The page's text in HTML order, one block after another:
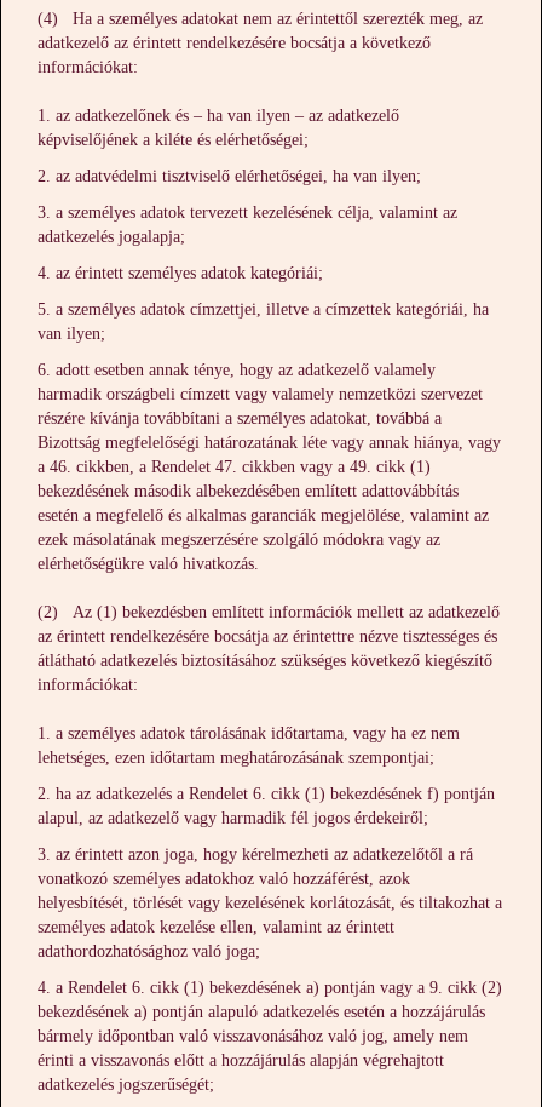
(4) Ha a személyes adatokat nem az érintettől szerezték meg, az
adatkezelő az érintett rendelkezésére bocsátja a következő
információkat:
az adatkezelőnek és – ha van ilyen – az adatkezelő
képviselőjének a kiléte és elérhetőségei;
az adatvédelmi tisztviselő elérhetőségei, ha van ilyen;
a személyes adatok tervezett kezelésének célja, valamint az
adatkezelés jogalapja;
az érintett személyes adatok kategóriái;
a személyes adatok címzettjei, illetve a címzettek kategóriái, ha
van ilyen;
adott esetben annak ténye, hogy az adatkezelő valamely
harmadik országbeli címzett vagy valamely nemzetközi szervezet
részére kívánja továbbítani a személyes adatokat, továbbá a
Bizottság megfelelőségi határozatának léte vagy annak hiánya, vagy
a 46. cikkben, a Rendelet 47. cikkben vagy a 49. cikk (1)
bekezdésének második albekezdésében említett adattovábbítás
esetén a megfelelő és alkalmas garanciák megjelölése, valamint az
ezek másolatának megszerzésére szolgáló módokra vagy az
elérhetőségükre való hivatkozás.
(2) Az (1) bekezdésben említett információk mellett az adatkezelő
az érintett rendelkezésére bocsátja az érintettre nézve tisztességes és
átlátható adatkezelés biztosításához szükséges következő kiegészítő
információkat:
a személyes adatok tárolásának időtartama, vagy ha ez nem
lehetséges, ezen időtartam meghatározásának szempontjai;
ha az adatkezelés a Rendelet 6. cikk (1) bekezdésének f) pontján
alapul, az adatkezelő vagy harmadik fél jogos érdekeiről;
az érintett azon joga, hogy kérelmezheti az adatkezelőtől a rá
vonatkozó személyes adatokhoz való hozzáférést, azok
helyesbítését, törlését vagy kezelésének korlátozását, és tiltakozhat a
személyes adatok kezelése ellen, valamint az érintett
adathordozhatósághoz való joga;
a Rendelet 6. cikk (1) bekezdésének a) pontján vagy a 9. cikk (2)
bekezdésének a) pontján alapuló adatkezelés esetén a hozzájárulás
bármely időpontban való visszavonásához való jog, amely nem
érinti a visszavonás előtt a hozzájárulás alapján végrehajtott
adatkezelés jogszerűségét;